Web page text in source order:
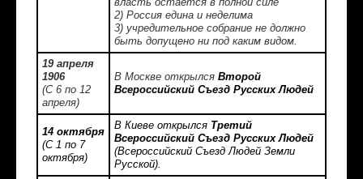
2) Россия едина и неделима
3) учредительное собрание не должно
быть допущено ни под каким видом.
19 апреля
1906
(С 6 по 12
апреля)
В Москве открылся Второй
Всероссийский Съезд Русских Людей
14 октября
(С 1 по 7
октября)
В Киеве открылся Третий
Всероссийский Съезд Русских Людей
(Всероссийский Съезд Людей Земли
Русской).